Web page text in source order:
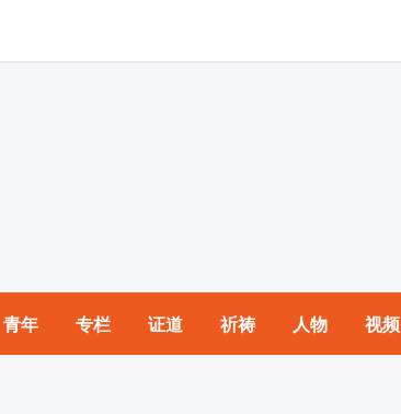
青年 专栏 证道 祈祷 人物 视频